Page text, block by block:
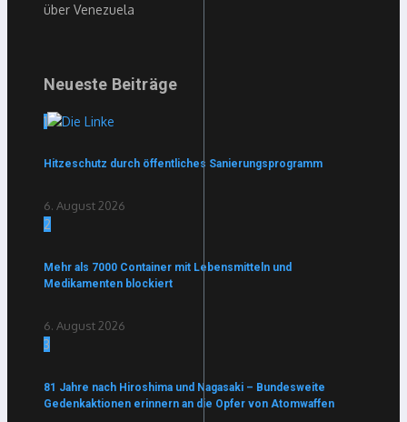
über Venezuela
Neueste Beiträge
1
Hitzeschutz durch öffentliches Sanierungsprogramm
6. August 2026
2
Mehr als 7000 Container mit Lebensmitteln und
Medikamenten blockiert
6. August 2026
3
81 Jahre nach Hiroshima und Nagasaki – Bundesweite
Gedenkaktionen erinnern an die Opfer von Atomwaffen